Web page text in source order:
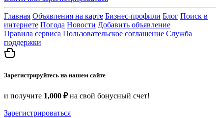
Главная Объявления на карте Бизнес-профили Блог Поиск в
интернете Погода Новости Добавить объявление
Правила сервиса Пользовательское соглашение Служба
поддержки
Зарегистрируйтесь на нашем сайте
и получите 1,000 ₽на свой бонусный счет!
Зарегистрироваться